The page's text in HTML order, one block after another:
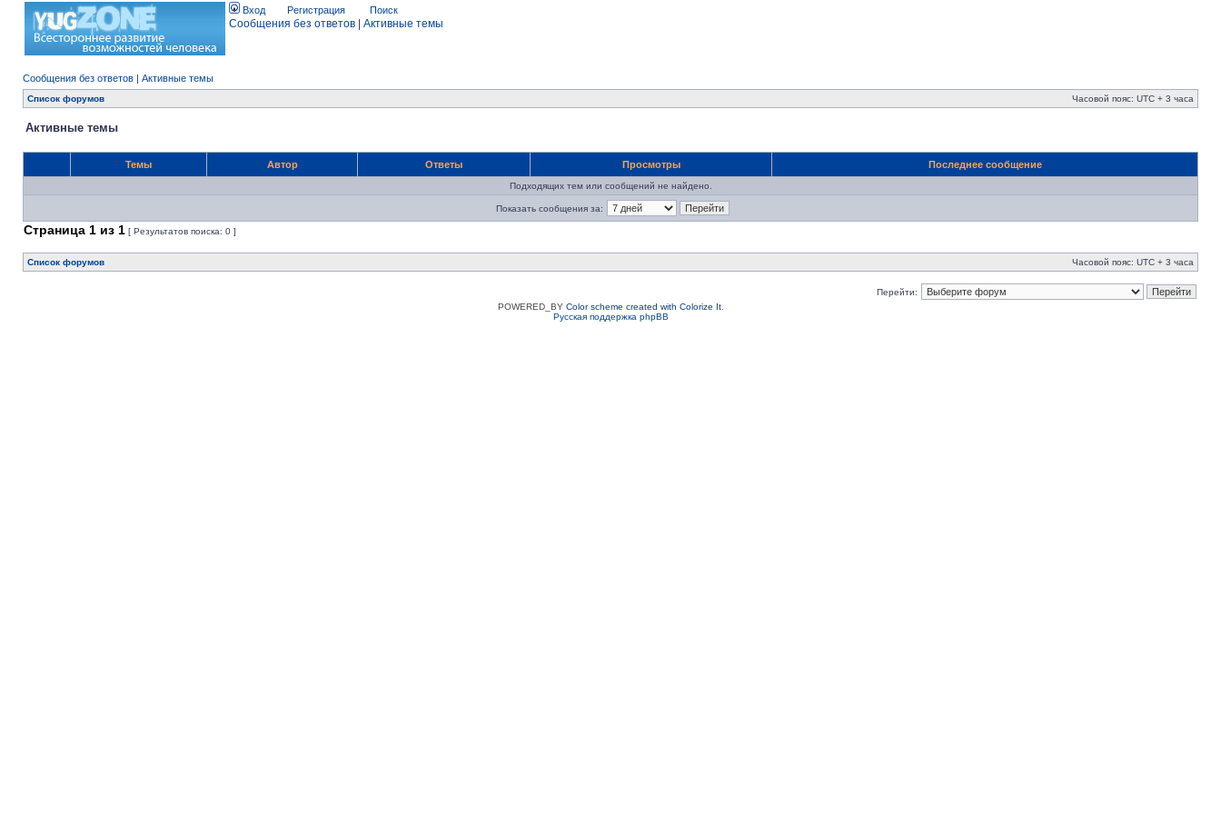
Вход Регистрация Поиск
Сообщения без ответов Активные темы
Сообщения без ответов | Активные темы
Список форумов Часовой пояс: UTC + 3 часа
Активные темы
Темы Автор Ответы Просмотры Последнее сообщение
Подходящих тем или сообщений не найдено.
Показать сообщения за:
Страница 1 из 1 [ Результатов поиска: 0 ]
Список форумов Часовой пояс: UTC + 3 часа
Перейти:
POWERED_BY Color scheme created with Colorize It.
Русская поддержка phpBB